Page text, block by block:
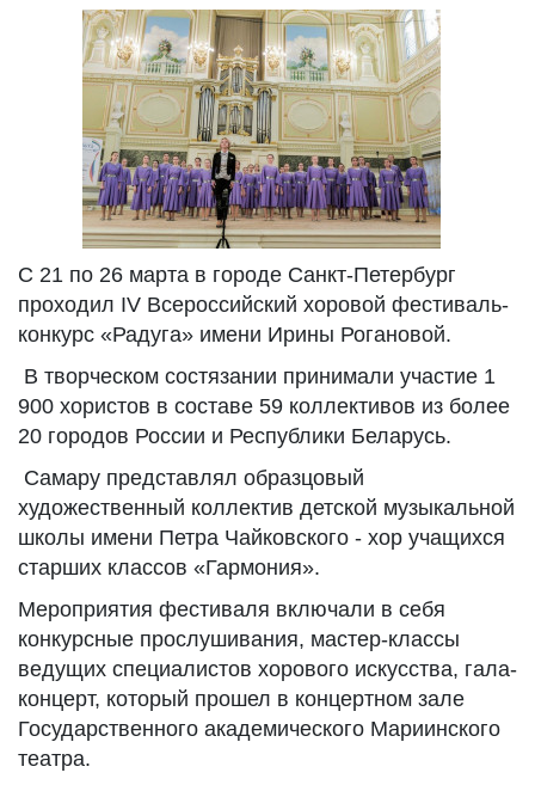
С 21 по 26 марта в городе Санкт-Петербург
проходил IV Всероссийский хоровой фестиваль-
конкурс «Радуга» имени Ирины Рогановой.
В творческом состязании принимали участие 1
900 хористов в составе 59 коллективов из более
20 городов России и Республики Беларусь.
Самару представлял образцовый
художественный коллектив детской музыкальной
школы имени Петра Чайковского - хор учащихся
старших классов «Гармония».
Мероприятия фестиваля включали в себя
конкурсные прослушивания, мастер-классы
ведущих специалистов хорового искусства, гала-
концерт, который прошел в концертном зале
Государственного академического Мариинского
театра.